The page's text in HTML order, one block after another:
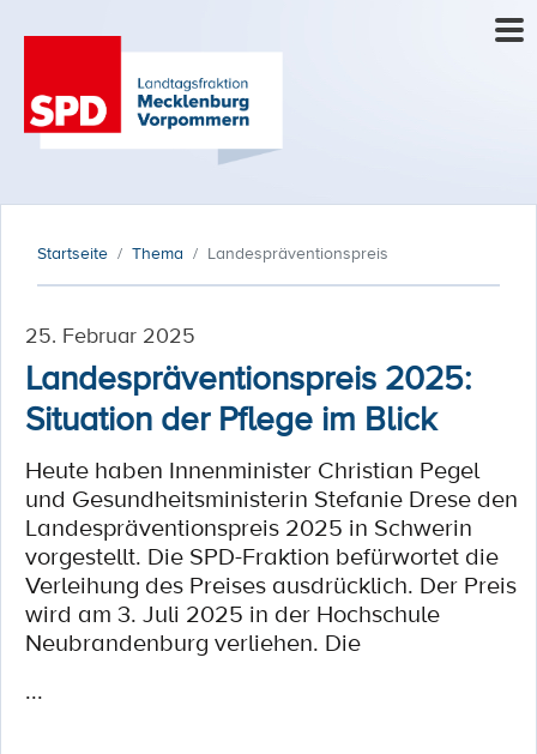
Startseite Thema Landespräventionspreis
25. Februar 2025
Landespräventionspreis 2025:
Situation der Pflege im Blick
Heute haben Innenminister Christian Pegel
und Gesundheitsministerin Stefanie Drese den
Landespräventionspreis 2025 in Schwerin
vorgestellt. Die SPD-Fraktion befürwortet die
Verleihung des Preises ausdrücklich. Der Preis
wird am 3. Juli 2025 in der Hochschule
Neubrandenburg verliehen. Die
...